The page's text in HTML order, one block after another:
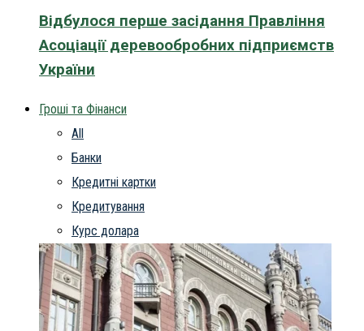
Відбулося перше засідання Правління
Асоціації деревообробних підприємств
України
Гроші та Фінанси
All
Банки
Кредитні картки
Кредитування
Курс долара